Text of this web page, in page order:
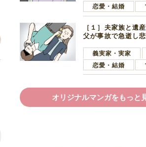
恋愛・結婚
［１］夫家族と遺
父が事故で急逝し
ます夫
義実家・実家
恋愛・結婚
オリジナルマンガをもっと